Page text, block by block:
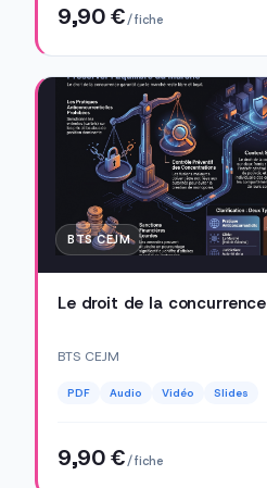
9,90 €/ fiche
BTS CEJM
Le droit de la concurrence
BTS CEJM
PDF Audio Vidéo Slides
9,90 €/ fiche